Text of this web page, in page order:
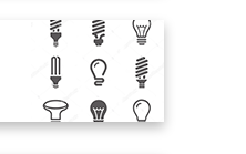
комнатная
пластина